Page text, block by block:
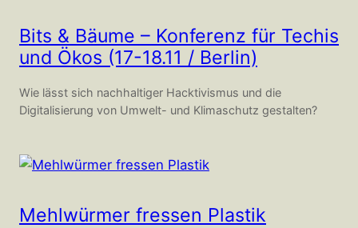
Bits & Bäume – Konferenz für Techis
und Ökos (17-18.11 / Berlin)
Wie lässt sich nachhaltiger Hacktivismus und die
Digitalisierung von Umwelt- und Klimaschutz gestalten?
Mehlwürmer fressen Plastik